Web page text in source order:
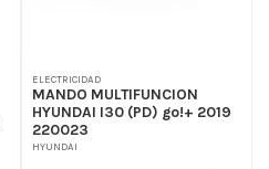
ELECTRICIDAD
MANDO MULTIFUNCION
HYUNDAI I30 (PD) go!+ 2019
220023
HYUNDAI